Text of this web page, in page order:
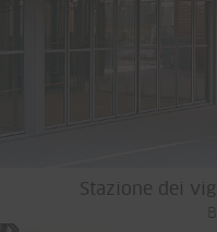
Stazione dei